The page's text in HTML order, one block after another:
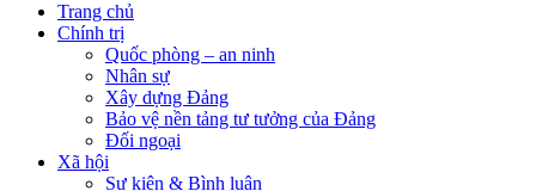
Trang chủ
Chính trị
Quốc phòng – an ninh
Nhân sự
Xây dựng Đảng
Bảo vệ nền tảng tư tưởng của Đảng
Đối ngoại
Xã hội
Sự kiện & Bình luận